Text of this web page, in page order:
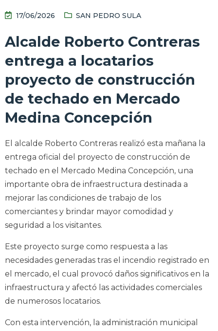
17/06/2026 SAN PEDRO SULA
Alcalde Roberto Contreras
entrega a locatarios
proyecto de construcción
de techado en Mercado
Medina Concepción
El alcalde Roberto Contreras realizó esta mañana la
entrega oficial del proyecto de construcción de
techado en el Mercado Medina Concepción, una
importante obra de infraestructura destinada a
mejorar las condiciones de trabajo de los
comerciantes y brindar mayor comodidad y
seguridad a los visitantes.
Este proyecto surge como respuesta a las
necesidades generadas tras el incendio registrado en
el mercado, el cual provocó daños significativos en la
infraestructura y afectó las actividades comerciales
de numerosos locatarios.
Con esta intervención, la administración municipal